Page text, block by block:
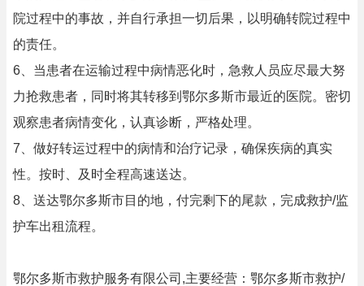
院过程中的事故，并自行承担一切后果，以明确转院过程中
的责任。
6、当患者在运输过程中病情恶化时，急救人员应尽最大努
力抢救患者，同时将其转移到鄂尔多斯市最近的医院。密切
观察患者病情变化，认真诊断，严格处理。
7、做好转运过程中的病情和治疗记录，确保疾病的真实
性。按时、及时全程高速送达。
8、送达鄂尔多斯市目的地，付完剩下的尾款，完成救护/监
护车出租流程。
鄂尔多斯市救护服务有限公司,主要经营：鄂尔多斯市救护/